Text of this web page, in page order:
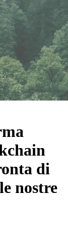
di
nostre